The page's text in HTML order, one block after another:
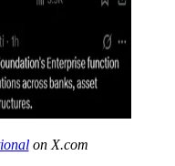
on X.com